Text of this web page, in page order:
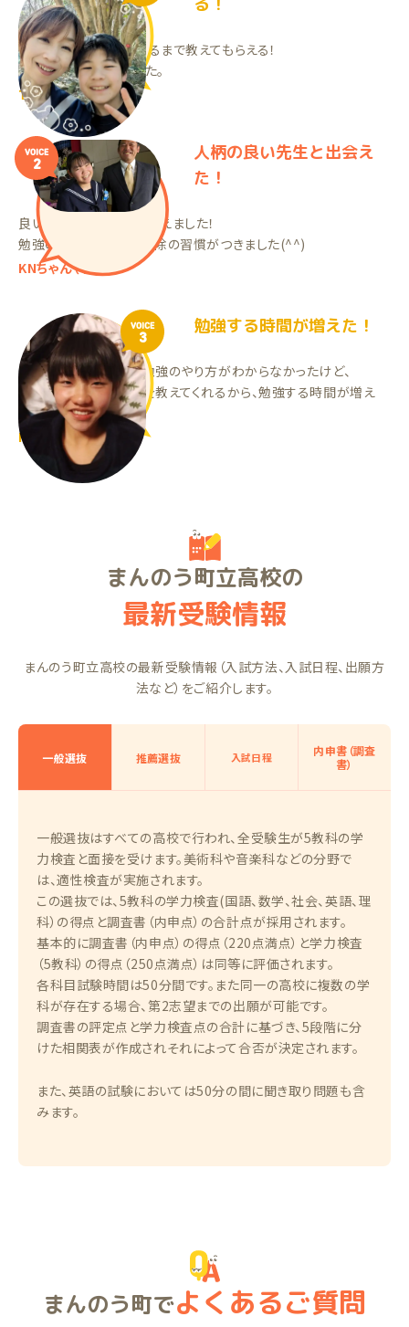
分からない問題は分かるまで教えてもらえる！
勉強の習慣がつきました。
TYくん（小6）
VOICE
2
人柄の良い先生と出会え
た！
良い人柄の先生との出会えました！
勉強の習慣と、部屋の掃除の習慣がつきました(^^)
KNちゃん（中3）
VOICE
3
勉強する時間が増えた！
家庭教師をやる前は、勉強のやり方がわからなかったけど、
今はわからないところを教えてくれるから、勉強する時間が増え
た。
MMちゃん（中1）
まんのう町立高校の
最新受験情報
まんのう町立高校の最新受験情報（入試方法、入試日程、出願方
法など）をご紹介します。
一般選抜 推薦選抜 入試日程
内申書（調査
書）
一般選抜はすべての高校で行われ、全受験生が5教科の学
力検査と面接を受けます。美術科や音楽科などの分野で
は、適性検査が実施されます。
この選抜では、5教科の学力検査(国語、数学、社会、英語、理
科）の得点と調査書（内申点）の合計点が採用されます。
基本的に調査書（内申点）の得点（220点満点）と学力検査
（5教科）の得点（250点満点）は同等に評価されます。
各科目試験時間は50分間です。また同一の高校に複数の学
科が存在する場合、第2志望までの出願が可能です。
調査書の評定点と学力検査点の合計に基づき、5段階に分
けた相関表が作成されそれによって合否が決定されます。
また、英語の試験においては50分の間に聞き取り問題も含
みます。
まんのう町でよくあるご質問